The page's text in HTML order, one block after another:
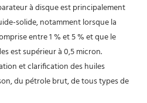
à disque est principalement
solide, notamment lorsque la
entre 1 % et 5 % et que le
est supérieur à 0,5 micron.
du pétrole brut, de tous types de